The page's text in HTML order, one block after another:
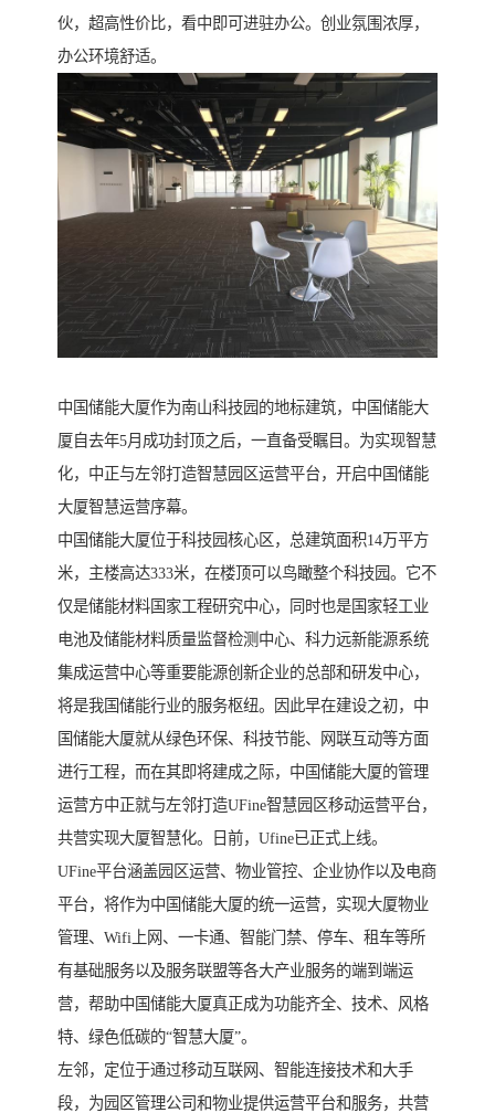
伙，超高性价比，看中即可进驻办公。创业氛围浓厚，
办公环境舒适。
中国储能大厦作为南山科技园的地标建筑，中国储能大
厦自去年5月成功封顶之后，一直备受瞩目。为实现智慧
化，中正与左邻打造智慧园区运营平台，开启中国储能
大厦智慧运营序幕。
中国储能大厦位于科技园核心区，总建筑面积14万平方
米，主楼高达333米，在楼顶可以鸟瞰整个科技园。它不
仅是储能材料国家工程研究中心，同时也是国家轻工业
电池及储能材料质量监督检测中心、科力远新能源系统
集成运营中心等重要能源创新企业的总部和研发中心，
将是我国储能行业的服务枢纽。因此早在建设之初，中
国储能大厦就从绿色环保、科技节能、网联互动等方面
进行工程，而在其即将建成之际，中国储能大厦的管理
运营方中正就与左邻打造UFine智慧园区移动运营平台，
共营实现大厦智慧化。日前，Ufine已正式上线。
UFine平台涵盖园区运营、物业管控、企业协作以及电商
平台，将作为中国储能大厦的统一运营，实现大厦物业
管理、Wifi上网、一卡通、智能门禁、停车、租车等所
有基础服务以及服务联盟等各大产业服务的端到端运
营，帮助中国储能大厦真正成为功能齐全、技术、风格
特、绿色低碳的“智慧大厦”。
左邻，定位于通过移动互联网、智能连接技术和大手
段，为园区管理公司和物业提供运营平台和服务，共营